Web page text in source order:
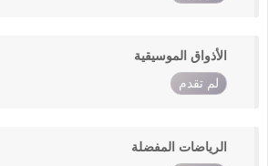
الأذواق الموسيقية
لم تقدم
الرياضات المفضلة